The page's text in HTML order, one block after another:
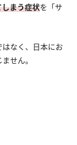
まう症状を「サ
なく、日本にお
せん。